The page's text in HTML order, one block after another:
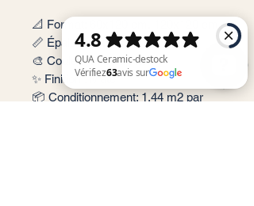
📐 Format: 60x120 cm, 120x120 cm
📏 Épaisseur : 9 mm
🎨 Couleur : Pearl, Ash
✨ Finition : Mate
📦 Conditionnement: 1,44 m2 par